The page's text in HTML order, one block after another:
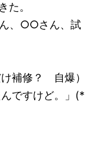
た。
、○○さん、試
け補修？ 自爆）
んですけど。」(*